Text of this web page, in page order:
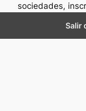
sociedades,
Salir